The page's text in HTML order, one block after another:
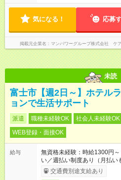
気になる！ 応募
掲載元企業名 マンパワーグループ株式会社 ケ
未読
富士市【週2日～】ホテル
ョンで生活サポート
派遣 職種未経験OK 社会人未経験OK
WEB登録・面接OK
給与
無資格未経験：時給1300
い／週払い制度あり（月払い
完了次第のお支払いとなりま
交通費別途支給あり